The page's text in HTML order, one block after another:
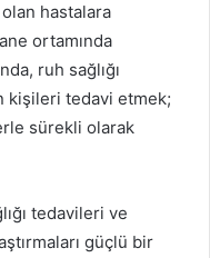
hastalara
ortamında
ruh sağlığı
kişileri tedavi etmek;
sürekli olarak
tedavileri ve
güçlü bir